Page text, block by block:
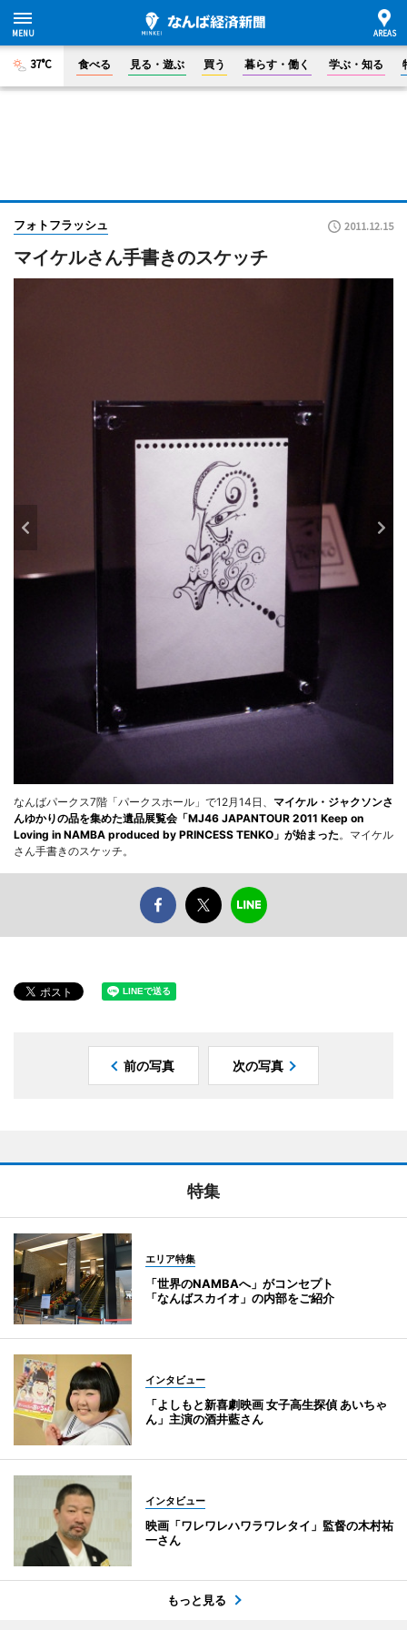
37°C 食べる 見る・遊ぶ 買う 暮らす・働く 学ぶ・知る
フォトフラッシュ 2011.12.15
マイケルさん手書きのスケッチ
なんばパークス7階「パークスホール」で12月14日、 マイケル・ジャクソンさ
んゆかりの品を集めた遺品展覧会「MJ46 JAPANTOUR 2011 Keep on
Loving in NAMBA produced by PRINCESS TENKO」が始まった。マイケル
さん手書きのスケッチ。
前の写真 次の写真
特集
エリア特集
「世界のNAMBAへ」がコンセプト
「なんばスカイオ」の内部をご紹介
インタビュー
「よしもと新喜劇映画 女子高生探偵 あいちゃ
ん」主演の酒井藍さん
インタビュー
映画「ワレワレハワラワレタイ」監督の木村祐
一さん
もっと見る